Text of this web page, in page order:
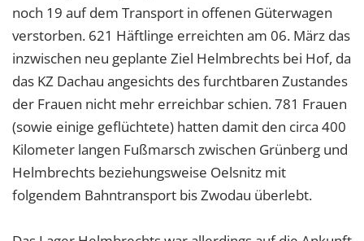
noch 19 auf dem Transport in offenen Güterwagen
verstorben. 621 Häftlinge erreichten am 06. März das
inzwischen neu geplante Ziel Helmbrechts bei Hof, da
das KZ Dachau angesichts des furchtbaren Zustandes
der Frauen nicht mehr erreichbar schien. 781 Frauen
(sowie einige geflüchtete) hatten damit den circa 400
Kilometer langen Fußmarsch zwischen Grünberg und
Helmbrechts beziehungsweise Oelsnitz mit
folgendem Bahntransport bis Zwodau überlebt.